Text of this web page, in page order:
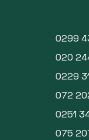
0299
020
0229
072
0251
075